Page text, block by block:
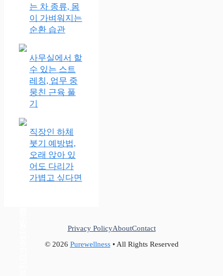
는 차 종류, 몸
이 가벼워지는
순환 습관
사무실에서 할
수 있는 스트
레칭, 업무 중
뭉친 근육 풀
기
직장인 하체
붓기 예방법,
오래 앉아 있
어도 다리가
가볍고 싶다면
© 2026 Purewellness• All Rights Reserved
Privacy PolicyAboutContact